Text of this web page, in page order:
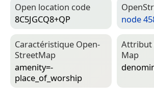
Open location code
8C5JGCQ8+QP
node
Caractéristique Open­
Street­Map
amenity=­
place_of_worship
Attribut
Map